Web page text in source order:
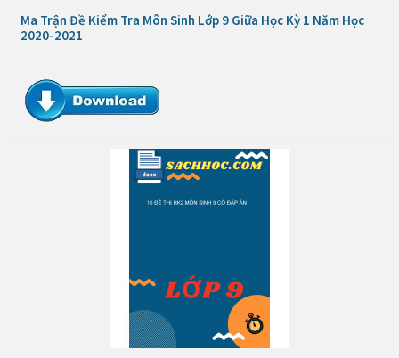
Ma Trận Đề Kiểm Tra Môn Sinh Lớp 9 Giữa Học Kỳ 1 Năm Học
2020-2021